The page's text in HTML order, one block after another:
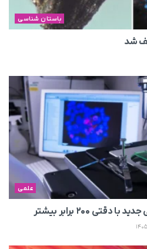
باستان شناسی
شد
علمی
۲۰۰ برابر بیشتر